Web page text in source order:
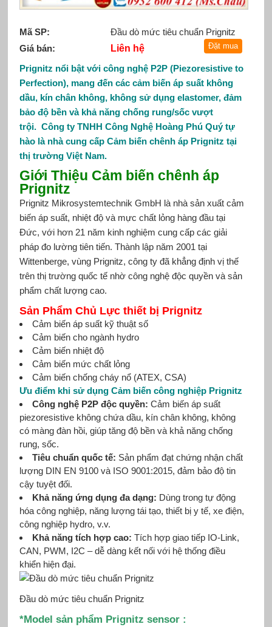
Mã SP:
Đầu dò mức tiêu chuẩn Prignitz
Giá bán:
Liên hệ
Prignitz nổi bật với công nghệ P2P (Piezoresistive to
Perfection), mang đến các cảm biến áp suất không
dầu, kín chân không, không sử dụng elastomer, đảm
bảo độ bền và khả năng chống rung/sốc vượt
trội. Công ty TNHH Công Nghệ Hoàng Phú Quý tự
hào là nhà cung cấp Cảm biến chênh áp Prignitz tại
thị trường Việt Nam.
Giới Thiệu Cảm biến chênh áp
Prignitz
Prignitz Mikrosystemtechnik GmbH là nhà sản xuất cảm
biến áp suất, nhiệt độ và mực chất lỏng hàng đầu tại
Đức, với hơn 21 năm kinh nghiệm cung cấp các giải
pháp đo lường tiên tiến. Thành lập năm 2001 tại
Wittenberge, vùng Prignitz, công ty đã khẳng định vị thế
trên thị trường quốc tế nhờ công nghệ độc quyền và sản
phẩm chất lượng cao.
Sản Phẩm Chủ Lực thiết bị Prignitz
Cảm biến áp suất kỹ thuật số
Cảm biến cho ngành hydro
Cảm biến nhiệt độ
Cảm biến mức chất lỏng
Cảm biến chống cháy nổ (ATEX, CSA)
Ưu điểm khi sử dụng Cảm biến công nghiệp Prignitz
Công nghệ P2P độc quyền: Cảm biến áp suất
piezoresistive không chứa dầu, kín chân không, không
có màng đàn hồi, giúp tăng độ bền và khả năng chống
rung, sốc.
Tiêu chuẩn quốc tế: Sản phẩm đạt chứng nhận chất
lượng DIN EN 9100 và ISO 9001:2015, đảm bảo độ tin
cậy tuyệt đối.
Khả năng ứng dụng đa dạng: Dùng trong tự động
hóa công nghiệp, năng lượng tái tạo, thiết bị y tế, xe điện,
công nghiệp hydro, v.v.
Khả năng tích hợp cao: Tích hợp giao tiếp IO-Link,
CAN, PWM, I2C – dễ dàng kết nối với hệ thống điều
khiển hiện đại.
Đầu dò mức tiêu chuẩn Prignitz
*Model sản phẩm Prignitz sensor :